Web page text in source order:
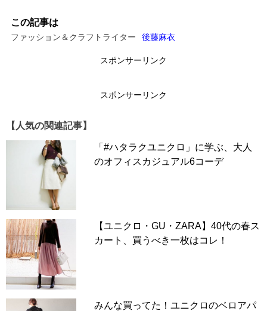
この記事は
ファッション＆クラフトライター 後藤麻衣
スポンサーリンク
スポンサーリンク
【人気の関連記事】
「#ハタラクユニクロ」に学ぶ、大人
のオフィスカジュアル6コーデ
【ユニクロ・GU・ZARA】40代の春ス
カート、買うべき一枚はコレ！
みんな買ってた！ユニクロのベロアパ